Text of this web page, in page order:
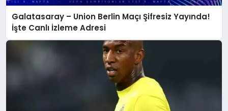
Galatasaray – Union Berlin Maçı Şifresiz Yayında!
İşte Canlı İzleme Adresi